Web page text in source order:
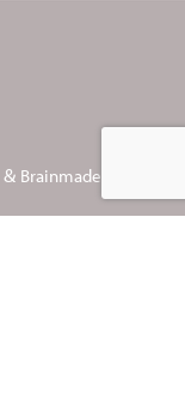
& Brainmade Agency